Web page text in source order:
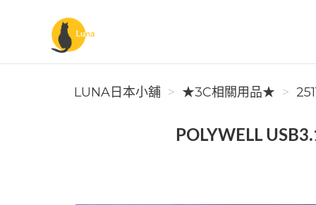
Luna日本小舖
LUNA日本小舖
★3C相關用品★
POLYWELL